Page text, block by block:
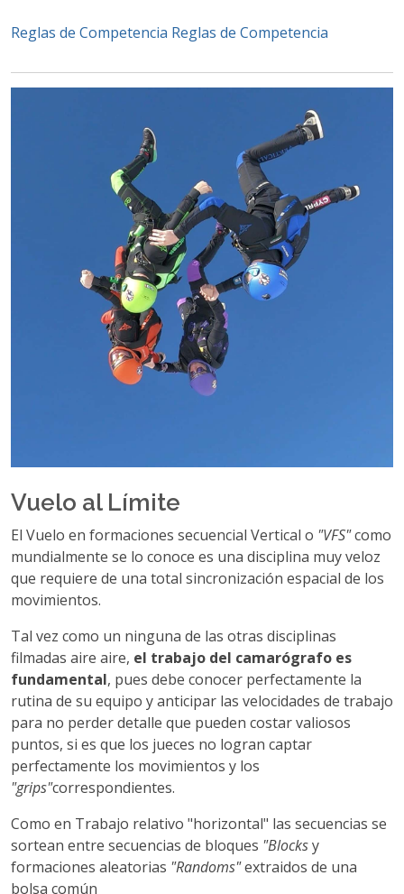
Reglas de Competencia Reglas de Competencia
Vuelo al Límite
El Vuelo en formaciones secuencial Vertical o "VFS"como
mundialmente se lo conoce es una disciplina muy veloz
que requiere de una total sincronización espacial de los
movimientos.
Tal vez como un ninguna de las otras disciplinas
filmadas aire aire, el trabajo del camarógrafo es
fundamental, pues debe conocer perfectamente la
rutina de su equipo y anticipar las velocidades de trabajo
para no perder detalle que pueden costar valiosos
puntos, si es que los jueces no logran captar
perfectamente los movimientos y los
"grips"correspondientes.
Como en Trabajo relativo "horizontal" las secuencias se
sortean entre secuencias de bloques "Blocksy
formaciones aleatorias "Randoms"extraidos de una
bolsa común